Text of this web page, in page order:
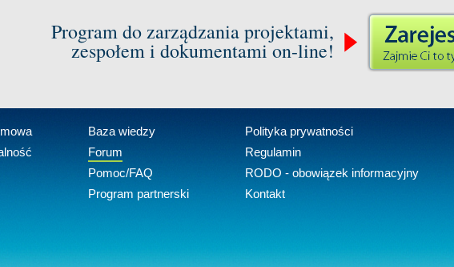
Program do zarządzania projektami,
zespołem i dokumentami on-line!
Baza wiedzy
Forum
Pomoc/FAQ
Program partnerski
Polityka prywatności
Regulamin
RODO - obowiązek informacyjny
Kontakt